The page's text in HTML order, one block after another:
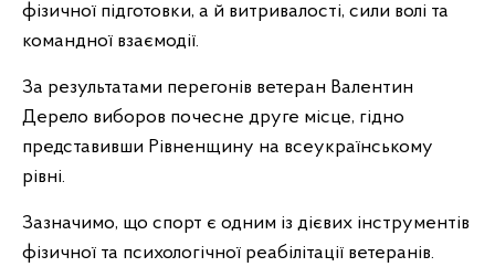
фізичної підготовки, а й витривалості, сили волі та
командної взаємодії.
За результатами перегонів ветеран Валентин
Дерело виборов почесне друге місце, гідно
представивши Рівненщину на всеукраїнському
рівні.
Зазначимо, що спорт є одним із дієвих інструментів
фізичної та психологічної реабілітації ветеранів.